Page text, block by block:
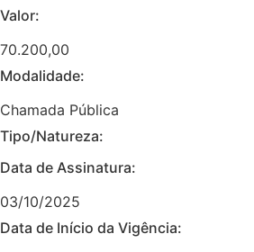
Valor:
70.200,00
Modalidade:
Chamada Pública
Tipo/Natureza:
Data de Assinatura:
03/10/2025
Data de Início da Vigência: